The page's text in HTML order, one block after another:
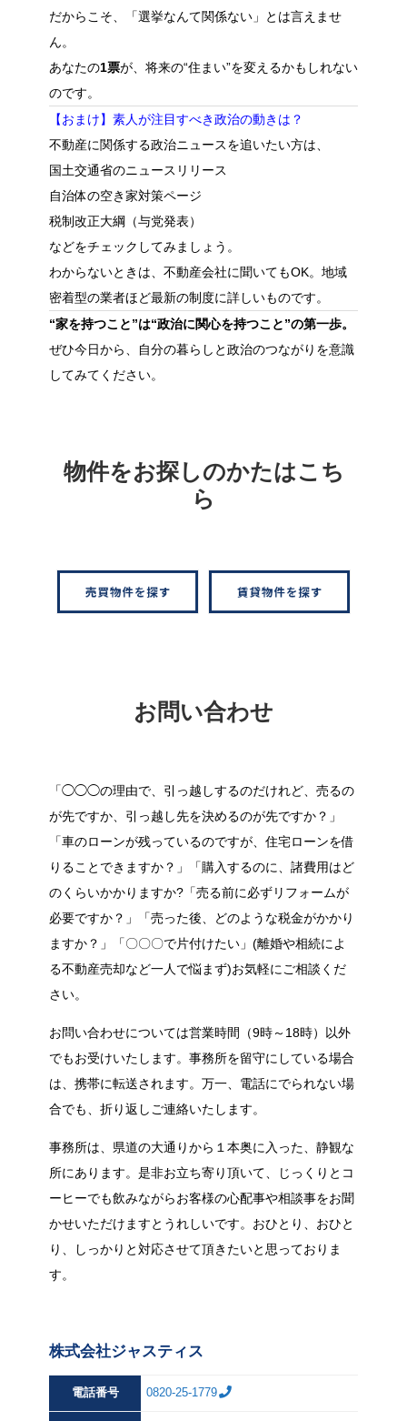
だからこそ、「選挙なんて関係ない」とは言えませ
ん。
あなたの1票が、将来の“住まい”を変えるかもしれない
のです。
【おまけ】素人が注目すべき政治の動きは？
不動産に関係する政治ニュースを追いたい方は、
国土交通省のニュースリリース
自治体の空き家対策ページ
税制改正大綱（与党発表）
などをチェックしてみましょう。
わからないときは、不動産会社に聞いてもOK。地域
密着型の業者ほど最新の制度に詳しいものです。
“家を持つこと”は“政治に関心を持つこと”の第一歩。
ぜひ今日から、自分の暮らしと政治のつながりを意識
してみてください。
物件をお探しのかたはこち
ら
お問い合わせ
「◯◯◯の理由で、引っ越しするのだけれど、売るの
が先ですか、引っ越し先を決めるのが先ですか？」
「車のローンが残っているのですが、住宅ローンを借
りることできますか？」「購入するのに、諸費用はど
のくらいかかりますか?「売る前に必ずリフォームが
必要ですか？」「売った後、どのような税金がかかり
ますか？」「〇〇〇で片付けたい」(離婚や相続によ
る不動産売却など一人で悩まず)お気軽にご相談くだ
さい。
お問い合わせについては営業時間（9時～18時）以外
でもお受けいたします。事務所を留守にしている場合
は、携帯に転送されます。万一、電話にでられない場
合でも、折り返しご連絡いたします。
事務所は、県道の大通りから１本奥に入った、静観な
所にあります。是非お立ち寄り頂いて、じっくりとコ
ーヒーでも飲みながらお客様の心配事や相談事をお聞
かせいただけますとうれしいです。おひとり、おひと
り、しっかりと対応させて頂きたいと思っておりま
す。
株式会社ジャスティス
電話番号 0820-25-1779